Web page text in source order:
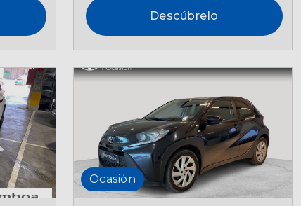
Descúbrelo
Ocasión